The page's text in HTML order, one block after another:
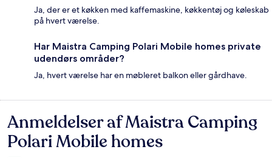
Ja, der er et køkken med kaffemaskine, køkkentøj og køleskab
på hvert værelse.
Har Maistra Camping Polari Mobile homes private
udendørs områder?
Ja, hvert værelse har en møbleret balkon eller gårdhave.
Anmeldelser
Anmeldelser af Maistra Camping
Polari Mobile homes